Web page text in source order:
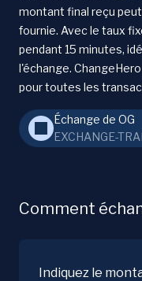
montant final reçu
fournie. Avec le taux
pendant 15 minutes,
l'échange.
pour toutes les
Échange de OG
EXCHANGE-
Comment
Indiquez le